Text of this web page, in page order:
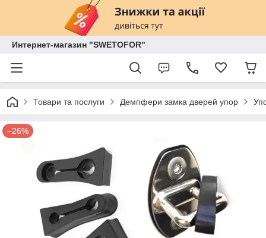
Интернет-магазин "SWETOFOR"
Товари та послуги Демпфери замка дверей упор
–26%